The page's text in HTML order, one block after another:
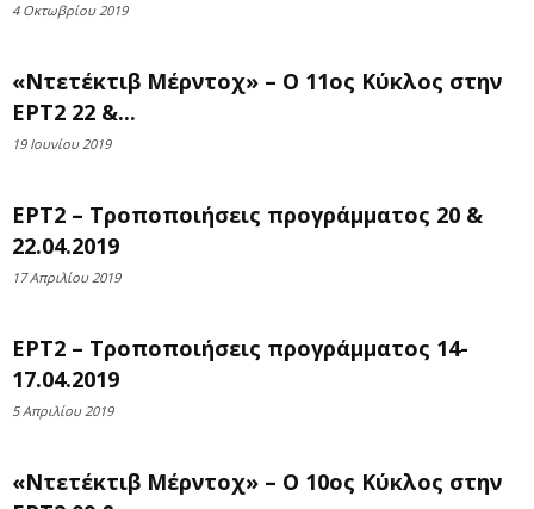
4 Οκτωβρίου 2019
«Ντετέκτιβ Μέρντοχ» – Ο 11ος Κύκλος στην
ΕΡΤ2 22 &...
19 Ιουνίου 2019
ΕΡΤ2 – Τροποποιήσεις προγράμματος 20 &
22.04.2019
17 Απριλίου 2019
ΕΡΤ2 – Τροποποιήσεις προγράμματος 14-
17.04.2019
5 Απριλίου 2019
«Ντετέκτιβ Μέρντοχ» – Ο 10ος Κύκλος στην